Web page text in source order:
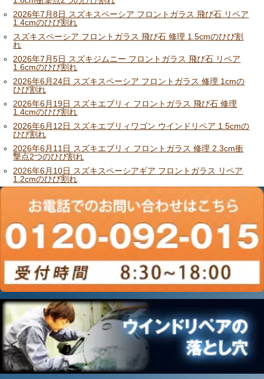
2026年7月8日 スズキスペーシア フロントガラス 飛び石 リペア
1.4cmのひび割れ
スズキスペーシア フロントガラス 飛び石 修理 1.5cmのひび割
れ
2026年7月5日 スズキジムニー フロントガラス 飛び石 リペア
1.6cmのひび割れ
2026年6月24日 スズキスペーシア フロントガラス 修理 1cmの
ひび割れ
2026年6月19日 スズキエブリィ フロントガラス 飛び石 修理
1.4cmのひび割れ
2026年6月12日 スズキエブリィワゴン ウインドリペア 1.5cmの
ひび割れ
2026年6月11日 スズキエブリィ フロントガラス 修理 2.3cm衝
撃点2つのひび割れ
2026年6月10日 スズキスペーシアギア フロントガラス リペア
1.2cmのひび割れ